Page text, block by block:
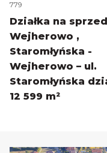
779
Działka na
Wejherowo ,
Staromłyńska -
Wejherowo – ul.
Staromłyńska
12 599 m²